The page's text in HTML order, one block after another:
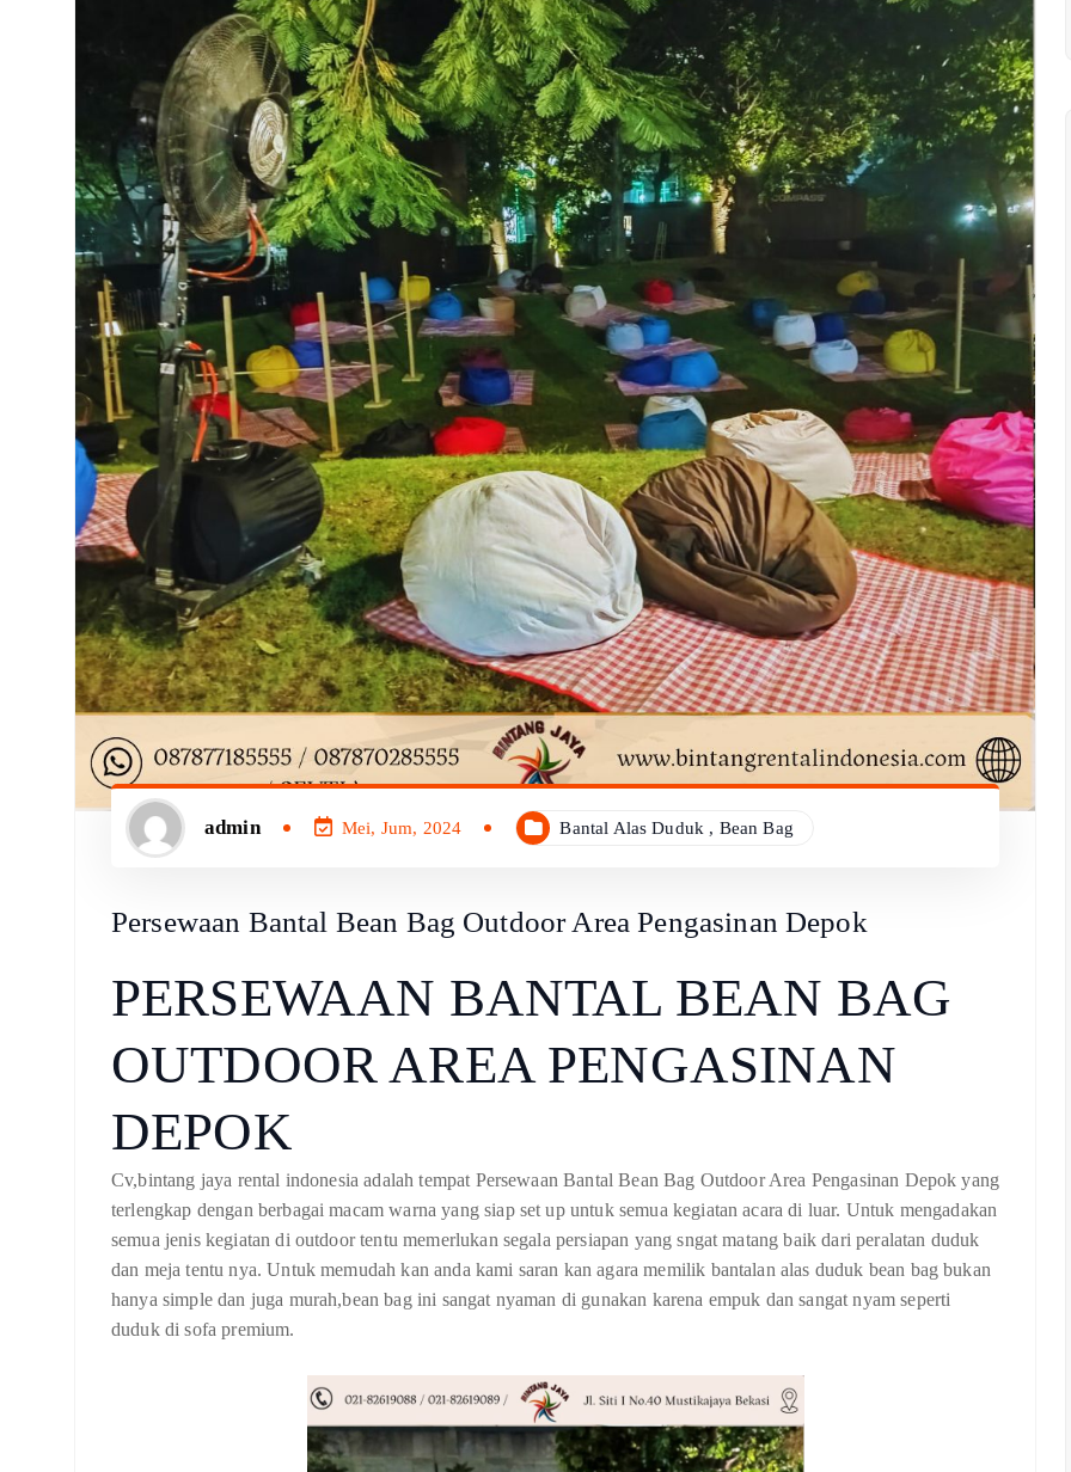
admin Mei, Jum, 2024 Bantal Alas Duduk , Bean Bag
Persewaan Bantal Bean Bag Outdoor Area Pengasinan Depok
PERSEWAAN BANTAL BEAN BAG
OUTDOOR AREA PENGASINAN
DEPOK
Cv,bintang jaya rental indonesia adalah tempat Persewaan Bantal Bean Bag Outdoor Area Pengasinan Depok yang
terlengkap dengan berbagai macam warna yang siap set up untuk semua kegiatan acara di luar. Untuk mengadakan
semua jenis kegiatan di outdoor tentu memerlukan segala persiapan yang sngat matang baik dari peralatan duduk
dan meja tentu nya. Untuk memudah kan anda kami saran kan agara memilik bantalan alas duduk bean bag bukan
hanya simple dan juga murah,bean bag ini sangat nyaman di gunakan karena empuk dan sangat nyam seperti
duduk di sofa premium.